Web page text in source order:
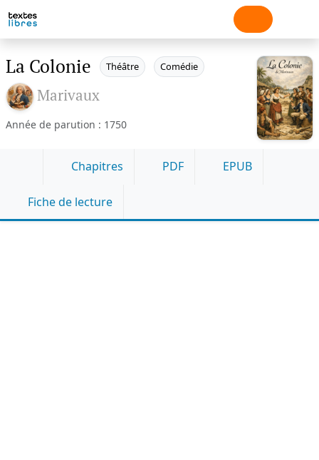
La Colonie Théâtre Comédie
Marivaux
Année de parution : 1750
Chapitres PDF EPUB
Fiche de lecture